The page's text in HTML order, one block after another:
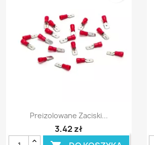
Szybki podgląd
Preizolowane Zaciski...
3,42 zł